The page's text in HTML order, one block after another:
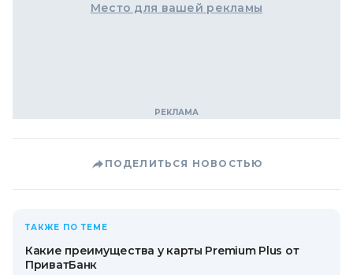
Место для вашей рекламы
ПОДЕЛИТЬСЯ НОВОСТЬЮ
ТАКЖЕ ПО ТЕМЕ
Какие преимущества у карты Premium Plus от
ПриватБанк